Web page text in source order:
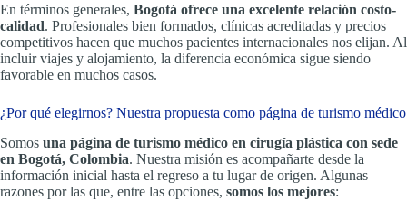
En términos generales, Bogotá ofrece una excelente relación costo-
calidad. Profesionales bien formados, clínicas acreditadas y precios
competitivos hacen que muchos pacientes internacionales nos elijan. Al
incluir viajes y alojamiento, la diferencia económica sigue siendo
favorable en muchos casos.
¿Por qué elegirnos? Nuestra propuesta como página de turismo médico
Somos una página de turismo médico en cirugía plástica con sede
en Bogotá, Colombia. Nuestra misión es acompañarte desde la
información inicial hasta el regreso a tu lugar de origen. Algunas
razones por las que, entre las opciones, somos los mejores: